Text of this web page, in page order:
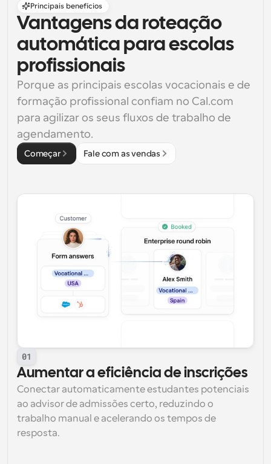
Principais benefícios
Vantagens da roteação
automática para escolas
profissionais
Porque as principais escolas vocacionais e de
formação profissional confiam no Cal.com
para agilizar os seus fluxos de trabalho de
agendamento.
Começar Fale com as vendas
01
Aumentar a eficiência de inscrições
Conectar automaticamente estudantes potenciais
ao advisor de admissões certo, reduzindo o
trabalho manual e acelerando os tempos de
resposta.